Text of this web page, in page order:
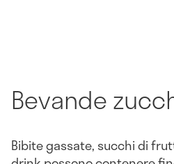
Bevande
Bibite gassate, succhi di